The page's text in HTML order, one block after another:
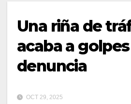
Una riña de
acaba a
denuncia
OCT 29, 2025